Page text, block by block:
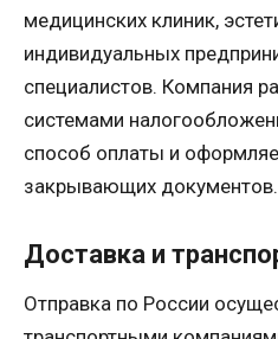
медицинских клиник,
индивидуальных
специалистов. Компания
системами
способ оплаты и
закрывающих документов.
Доставка и
Отправка по России